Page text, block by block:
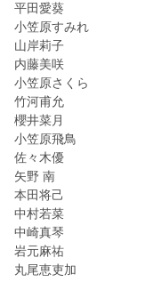
平田愛葵
小笠原すみれ
山岸莉子
内藤美咲
小笠原さくら
竹河甫允
櫻井菜月
小笠原飛鳥
佐々木優
矢野 南
本田将己
中村若菜
中崎真琴
岩元麻祐
丸尾恵吏加